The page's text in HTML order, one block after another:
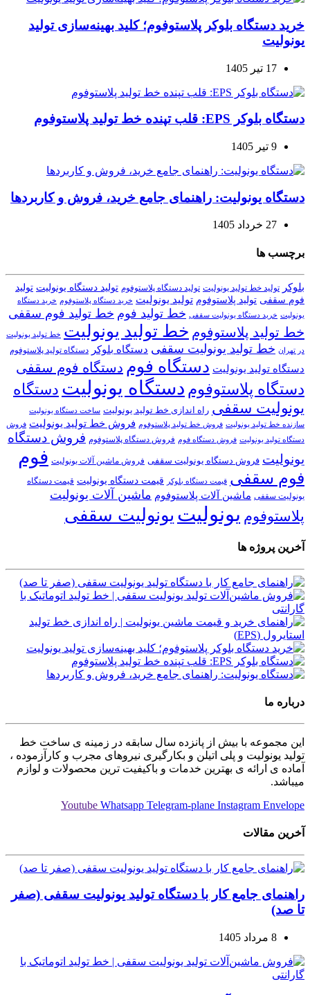
خرید دستگاه بلوکر پلاستوفوم؛ کلید بهینه‌سازی تولید
یونولیت
17 تیر 1405
دستگاه بلوکر EPS: قلب تپنده خط تولید پلاستوفوم
9 تیر 1405
دستگاه یونولیت: راهنمای جامع خرید، فروش و کاربردها
27 خرداد 1405
برچسب ها
بلوکر تولید خط تولید یونولیت تولید دستگاه پلاستوفوم تولید دستگاه یونولیت تولید
فوم سقفی تولید پلاستوفوم تولید یونولیت خرید دستگاه پلاستوفوم خرید دستگاه
یونولیت خرید دستگاه یونولیت سقفی خط تولید فوم خط تولید فوم سقفی
خط تولید پلاستوفوم خط تولید یونولیت خط تولید یونولیت
در تهران خط تولید یونولیت سقفی دستگاه بلوکر دستگاه تولید پلاستوفوم
دستگاه تولید یونولیت دستگاه فوم دستگاه فوم سقفی
دستگاه پلاستوفوم دستگاه یونولیت دستگاه
یونولیت سقفی راه اندازی خط تولید یونولیت ساخت دستگاه یونولیت
سازنده خط تولید یونولیت فروش خط تولید پلاستوفوم فروش خط تولید یونولیت فروش
دستگاه تولید یونولیت فروش دستگاه فوم فروش دستگاه پلاستوفوم فروش دستگاه
یونولیت فروش دستگاه یونولیت سقفی فروش ماشین آلات یونولیت فوم
فوم سقفی قیمت دستگاه بلوکر قیمت دستگاه یونولیت قیمت دستگاه
یونولیت سقفی ماشین آلات پلاستوفوم ماشین آلات یونولیت
پلاستوفوم یونولیت یونولیت سقفی
آخرین پروژه ها
درباره ما
این مجموعه با بیش از پانزده سال سابقه در زمینه ی ساخت خط
تولید یونولیت و پلی اتیلن و بکارگیری نیروهای مجرب و کارآزموده ،
آماده ی ارائه ی بهترین خدمات و باکیفیت ترین محصولات و لوازم
میباشد.
Youtube Whatsapp Telegram-plane Instagram Envelope
آخرین مقالات
راهنمای جامع کار با دستگاه تولید یونولیت سقفی (صفر
تا صد)
8 مرداد 1405